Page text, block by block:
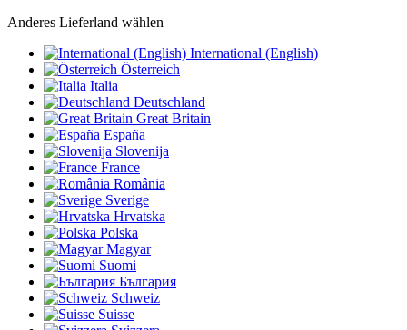
Anderes Lieferland wählen
International (English)
Österreich
Italia
Deutschland
Great Britain
España
Slovenija
France
România
Sverige
Hrvatska
Polska
Magyar
Suomi
България
Schweiz
Suisse